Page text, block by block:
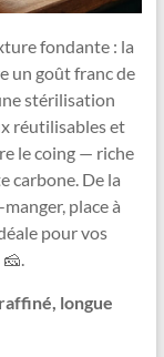
fondante : la
un goût franc de
stérilisation
réutilisables et
le coing — riche
carbone. De la
place à
pour vos
longue